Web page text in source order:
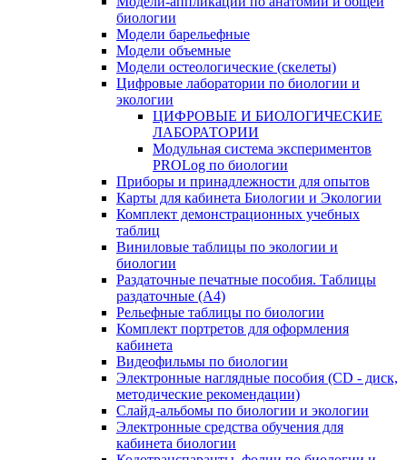
биологии
Модели барельефные
Модели объемные
Модели остеологические (скелеты)
Цифровые лаборатории по биологии и
экологии
ЦИФРОВЫЕ И БИОЛОГИЧЕСКИЕ
ЛАБОРАТОРИИ
Модульная система экспериментов
PROLog по биологии
Приборы и принадлежности для опытов
Карты для кабинета Биологии и Экологии
Комплект демонстрационных учебных
таблиц
Виниловые таблицы по экологии и
биологии
Раздаточные печатные пособия. Таблицы
раздаточные (А4)
Рельефные таблицы по биологии
Комплект портретов для оформления
кабинета
Видеофильмы по биологии
Электронные наглядные пособия (CD - диск,
методические рекомендации)
Слайд-альбомы по биологии и экологии
Электронные средства обучения для
кабинета биологии